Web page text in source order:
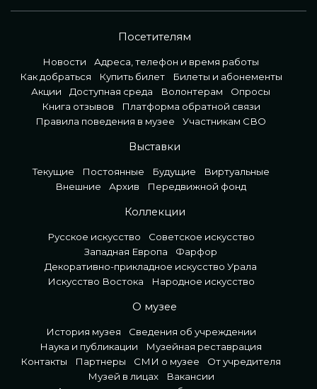
Посетителям
Новости
Адреса, телефон и время работы
Как добраться
Купить билет
Билеты и абонементы
Акции
Доступная среда Волонтерам
Опросы
Книга отзывов
Платформа обратной связи
Правила поведения в музее
Участникам СВО
Выставки
Текущие Постоянные Будущие
Виртуальные
Внешние
Архив Передвижной фонд
Коллекции
Русское искусство
Советское искусство
Западная Европа
Фарфор
Декоративно-прикладное искусство Урала
Искусство Востока
Народное искусство
О музее
История музея
Сведения об учреждении
Наука и публикации
Музейная реставрация
Контакты
Партнеры СМИ о музее
От учредителя
Музей в лицах
Вакансии